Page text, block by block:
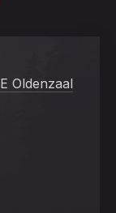
Oldenzaal